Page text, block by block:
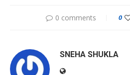
0 comments 0
SNEHA SHUKLA